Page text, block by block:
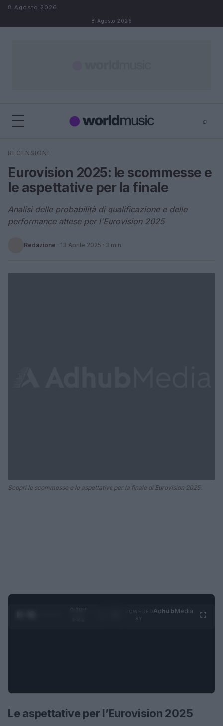
Salta al contenuto
8 Agosto 2026
8 Agosto 2026
⌕
Cerca
RECENSIONI
Eurovision 2025: le scommesse e
le aspettative per la finale
Analisi delle probabilità di qualificazione e delle
performance attese per l'Eurovision 2025
Redazione · 13 Aprile 2025 · 3 min
Scopri le scommesse e le aspettative per la finale di Eurovision 2025.
0:29 /
AdhubMedia
Le aspettative per l’Eurovision 2025